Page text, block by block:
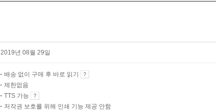
2019년 08월 29일
배송 없이 구매 후 바로 읽기
제한없음
TTS 가능
저작권 보호를 위해 인쇄 기능 제공 안함